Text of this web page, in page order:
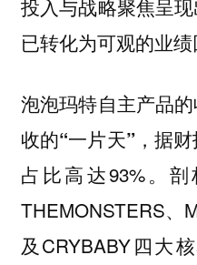
投入与战略聚焦呈现
已转化为可观的业绩
泡泡玛特自主产品
收的“一片天”， 据
占比高达93%。
THEMONSTERS、
及CRYBABY四大